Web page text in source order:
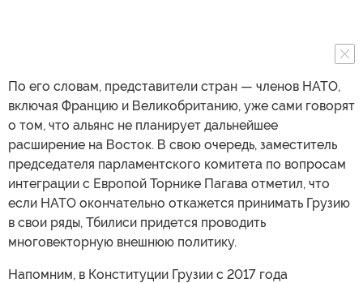
По его словам, представители стран — членов НАТО,
включая Францию и Великобританию, уже сами говорят
о том, что альянс не планирует дальнейшее
расширение на Восток. В свою очередь, заместитель
председателя парламентского комитета по вопросам
интеграции с Европой Торнике Пагава отметил, что
если НАТО окончательно откажется принимать Грузию
в свои ряды, Тбилиси придется проводить
многовекторную внешнюю политику.
Напомним, в Конституции Грузии с 2017 года